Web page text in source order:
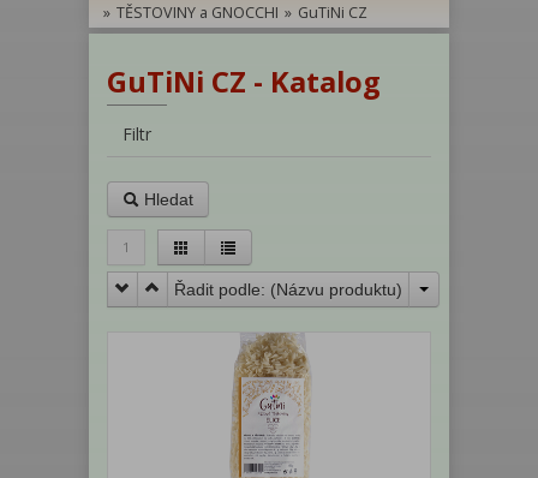
» TĚSTOVINY a GNOCCHI » GuTiNi CZ
GuTiNi CZ - Katalog
Filtr
Hledat
1
Řadit podle: (Názvu produktu)